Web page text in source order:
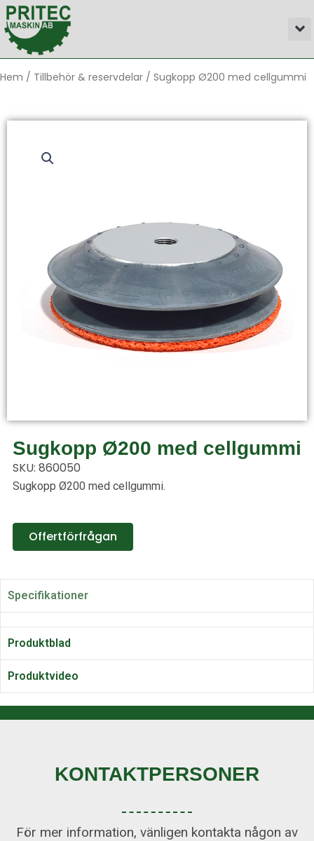
Hoppa
till
innehåll
Hem / Tillbehör & reservdelar / Sugkopp Ø200 med cellgummi
Sugkopp Ø200 med cellgummi
SKU: 860050
Sugkopp Ø200 med cellgummi.
Offertförfrågan
Specifikationer
Produktblad
Produktvideo
KONTAKTPERSONER
För mer information, vänligen kontakta någon av